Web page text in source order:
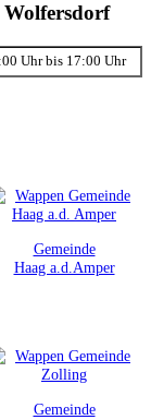
Wolfersdorf
Uhr bis 17:00 Uhr
Gemeinde
Haag a.d.Amper
Gemeinde